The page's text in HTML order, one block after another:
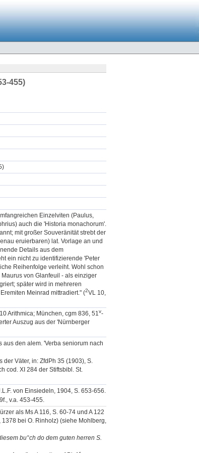
455)
Einzelviten (Paulus,
auch die 'Historia monachorum'.
mit großer Souveränität strebt der
eruierbaren) lat. Vorlage an und
Details aus dem
ein nicht zu identifizierende 'Peter
Reihenfolge verleiht. Wohl schon
von Glanfeuil - als einziger
später wird in mehreren
Meinrad mittradiert." (2VL 10,
Arithmica; München, cgm 836, 51v-
Auszug aus der 'Nürnberger
aus den alem. 'Verba seniorum nach
Väter, in: ZfdPh 35 (1903), S.
cod. XI 284 der Stiftsbibl. St.
von Einsiedeln, 1904, S. 653-656.
v.a. 453-455.
als Ms A 116, S. 60-74 und A 122
bei O. Rinholz) (siehe Mohlberg,
bu°ch do dem guten herren S.